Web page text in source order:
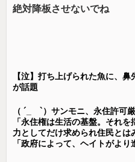
絶対降板させないでね
【泣】打ち上げられた魚に、
が話題
（ ´_ゝ`）サンモニ、永住許
「永住権は生活の基盤。それ
力としてだけ求められ住民と
「政府によって、ヘイトがより